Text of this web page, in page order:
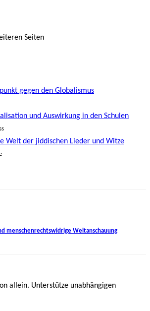
Seiten
gegen den Globalismus
und Auswirkung in den Schulen
Welt der jiddischen Lieder und Witze
menschenrechtswidrige Weltanschauung
allein. Unterstütze unabhängigen